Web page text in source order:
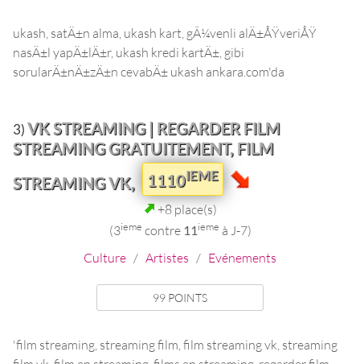
ukash, satÄ±n alma, ukash kart, gÃ¼venli alÄ±ÅŸveriÅŸ
nasÄ±l yapÄ±lÄ±r, ukash kredi kartÄ±, gibi
sorularÄ±nÄ±zÄ±n cevabÄ± ukash ankara.com'da
3)VK STREAMING | REGARDER FILM
STREAMING GRATUITEMENT, FILM
STREAMING VK,
1110IEME
+8 place(s)
(3ieme contre 11ieme à J-7)
Culture / Artistes / Evénements
99 POINTS
'film streaming, streaming film, film streaming vk, streaming